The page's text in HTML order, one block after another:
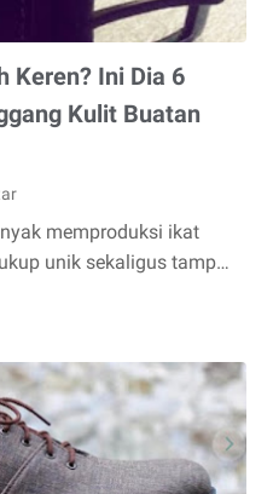
Keren? Ini Dia 6
Kulit Buatan
memproduksi ikat
unik sekaligus tamp…